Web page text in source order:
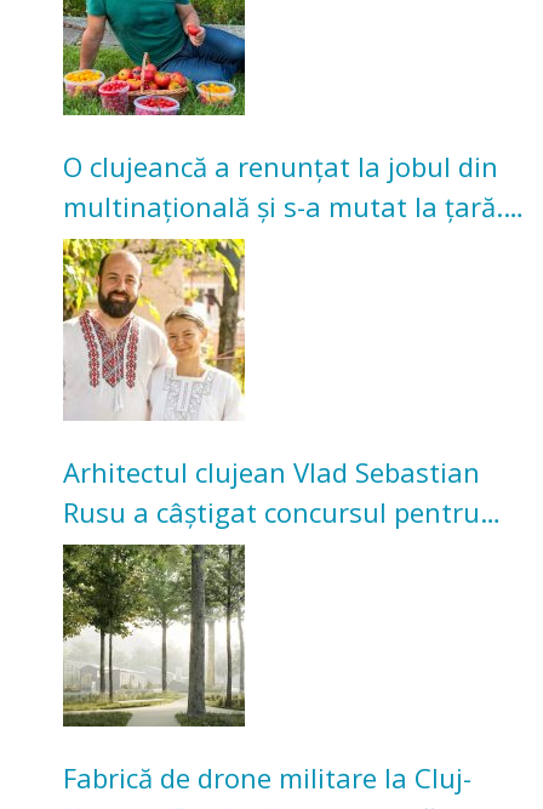
O clujeancă a renunțat la jobul din
multinațională și s-a mutat la țară.
Acum cultivă legume în grădina
bunicilor
Arhitectul clujean Vlad Sebastian
Rusu a câștigat concursul pentru
transformarea Grădinii Casei
Universitarilor
Fabrică de drone militare la Cluj-